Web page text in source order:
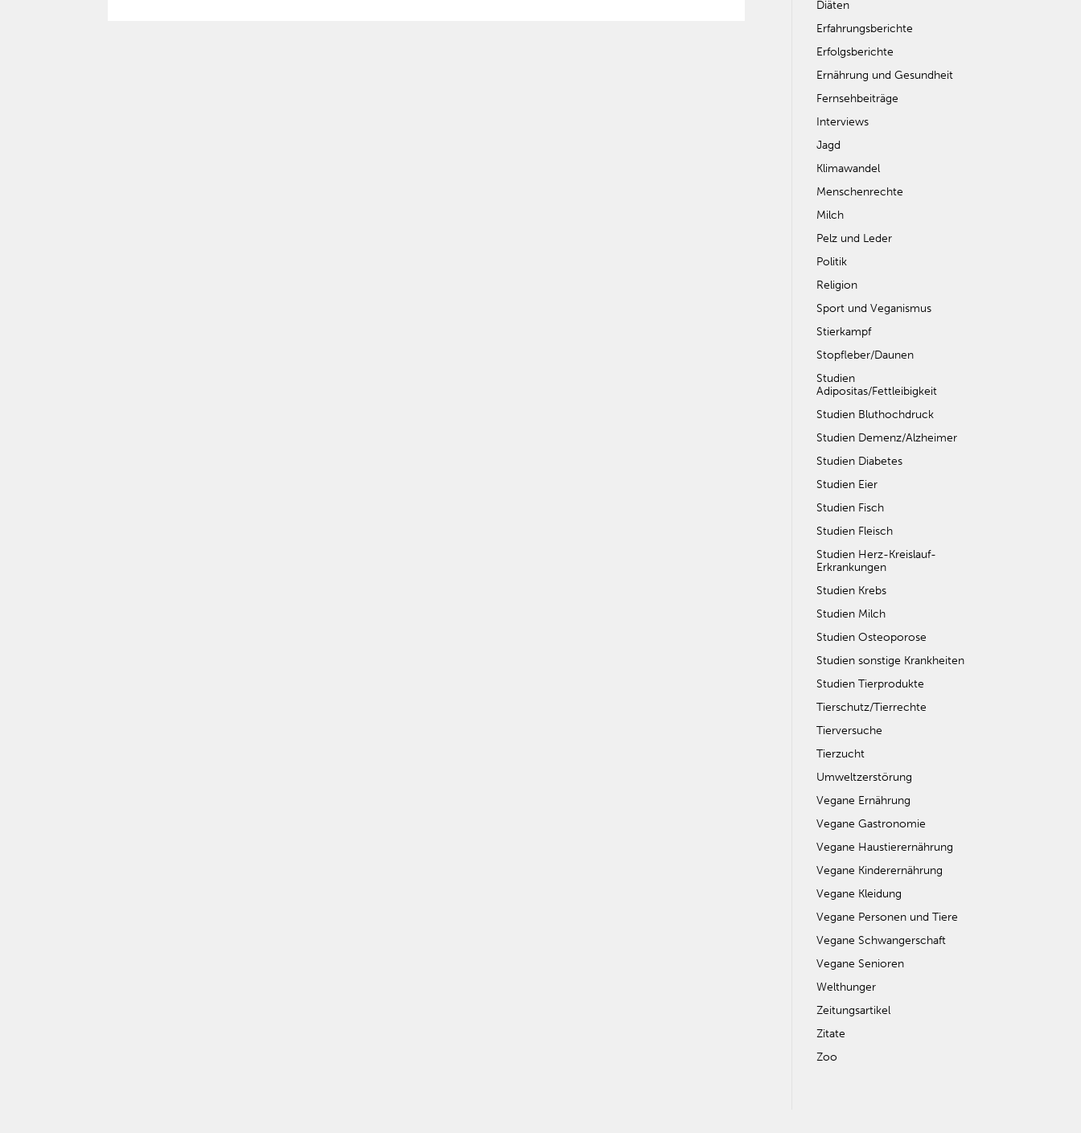
Diäten
Erfahrungsberichte
Erfolgsberichte
Ernährung und Gesundheit
Fernsehbeiträge
Interviews
Jagd
Klimawandel
Menschenrechte
Milch
Pelz und Leder
Politik
Religion
Sport und Veganismus
Stierkampf
Stopfleber/Daunen
Studien
Adipositas/Fettleibigkeit
Studien Bluthochdruck
Studien Demenz/Alzheimer
Studien Diabetes
Studien Eier
Studien Fisch
Studien Fleisch
Studien Herz-Kreislauf-
Erkrankungen
Studien Krebs
Studien Milch
Studien Osteoporose
Studien sonstige Krankheiten
Studien Tierprodukte
Tierschutz/Tierrechte
Tierversuche
Tierzucht
Umweltzerstörung
Vegane Ernährung
Vegane Gastronomie
Vegane Haustierernährung
Vegane Kinderernährung
Vegane Kleidung
Vegane Personen und Tiere
Vegane Schwangerschaft
Vegane Senioren
Welthunger
Zeitungsartikel
Zitate
Zoo